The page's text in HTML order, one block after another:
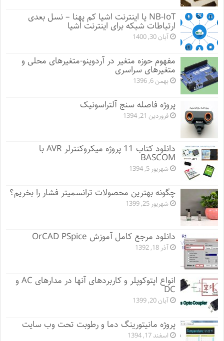
NB-IoT یا اینترنت اشیا کم پهنا – نسل بعدی
ارتباطات شبکه برای اینترنت اشیا
آبان 30, 1400
مفهوم حوزه متغیر در آردوینو-متغیرهای محلی و
متغیرهای سراسری
بهمن 6, 1396
پروژه فاصله سنج آلتراسونیک
فروردین 21, 1394
دانلود کتاب 11 پروژه میکروکنترلر AVR با
BASCOM
شهریور 5, 1394
چگونه بهترین محصولات ترانسمیتر فشار را بخریم؟
شهریور 25, 1399
دانلود مرجع کامل آموزش OrCAD PSpice
آذر 18, 1392
انواع اپتوکوپلر و کاربردهای آنها در مدارهای AC و
DC
آبان 20, 1399
پروژه مانيتورينگ دما و رطوبت تحت وب سایت
اسفند 17, 1394